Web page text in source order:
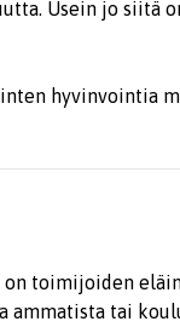
Usein jo siitä
hyvinvointia
toimijoiden
ammatista tai